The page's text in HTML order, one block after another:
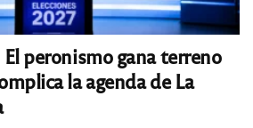
El peronismo gana terreno
la agenda de La